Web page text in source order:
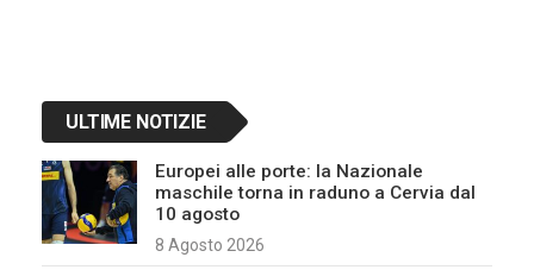
ULTIME NOTIZIE
Europei alle porte: la Nazionale
maschile torna in raduno a Cervia dal
10 agosto
8 Agosto 2026